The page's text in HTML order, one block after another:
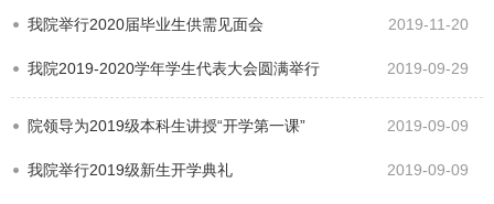
我院举行2020届毕业生供需见面会 2019-11-20
我院2019-2020学年学生代表大会圆满举行 2019-09-29
院领导为2019级本科生讲授“开学第一课” 2019-09-09
我院举行2019级新生开学典礼 2019-09-09